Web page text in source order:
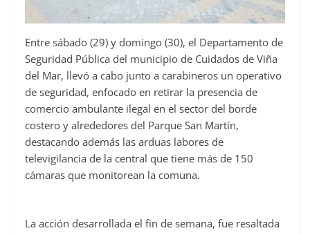
Entre sábado (29) y domingo (30), el Departamento de
Seguridad Pública del municipio de Cuidados de Viña
del Mar, llevó a cabo junto a carabineros un operativo
de seguridad, enfocado en retirar la presencia de
comercio ambulante ilegal en el sector del borde
costero y alrededores del Parque San Martín,
destacando además las arduas labores de
televigilancia de la central que tiene más de 150
cámaras que monitorean la comuna.
La acción desarrollada el fin de semana, fue resaltada